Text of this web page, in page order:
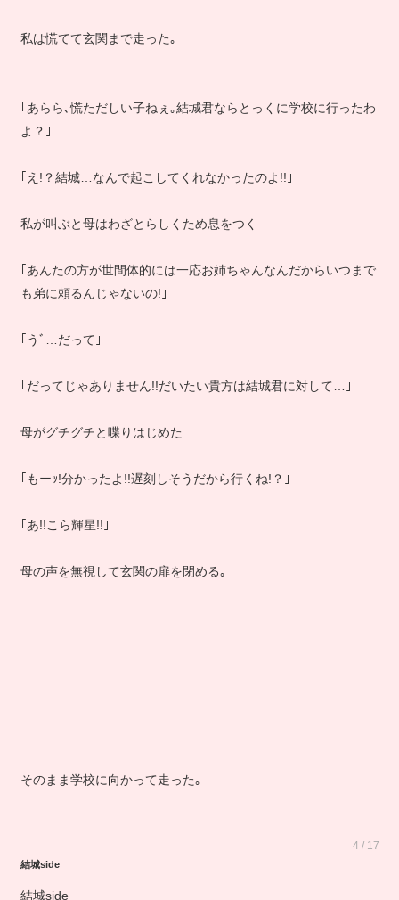
私は慌てて玄関まで走った｡
｢あらら､慌ただしい子ねぇ｡結城君ならとっくに学校に行ったわ
よ？｣
｢え!？結城…なんで起こしてくれなかったのよ!!｣
私が叫ぶと母はわざとらしくため息をつく
｢あんたの方が世間体的には一応お姉ちゃんなんだからいつまで
も弟に頼るんじゃないの!｣
｢うﾞ…だって｣
｢だってじゃありません!!だいたい貴方は結城君に対して…｣
母がグチグチと喋りはじめた
｢もーｯ!分かったよ!!遅刻しそうだから行くね!？｣
｢あ!!こら輝星!!｣
母の声を無視して玄関の扉を閉める｡
そのまま学校に向かって走った｡
4 / 17
結城side
結城side